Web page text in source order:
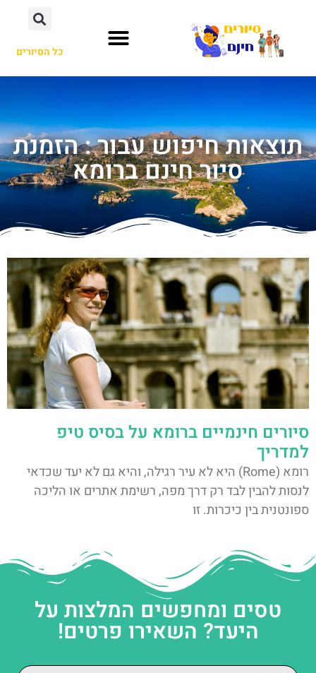
כל הסיורים
תוצאות חיפוש עבור : הזמנת
סיור חינם ברומא
סיורים חינמיים ברומא על בסיס טיפ
למדריך
רומא (Rome) היא לא עיר רגילה, והיא גם לא יעד שכדאי
לנסות להבין לבד רק דרך מפה, רשימת אתרים או הליכה
ספונטנית בין כיכרות. זו
טסים ומחפשים המלצות על
היעד? השאירו פרטים!